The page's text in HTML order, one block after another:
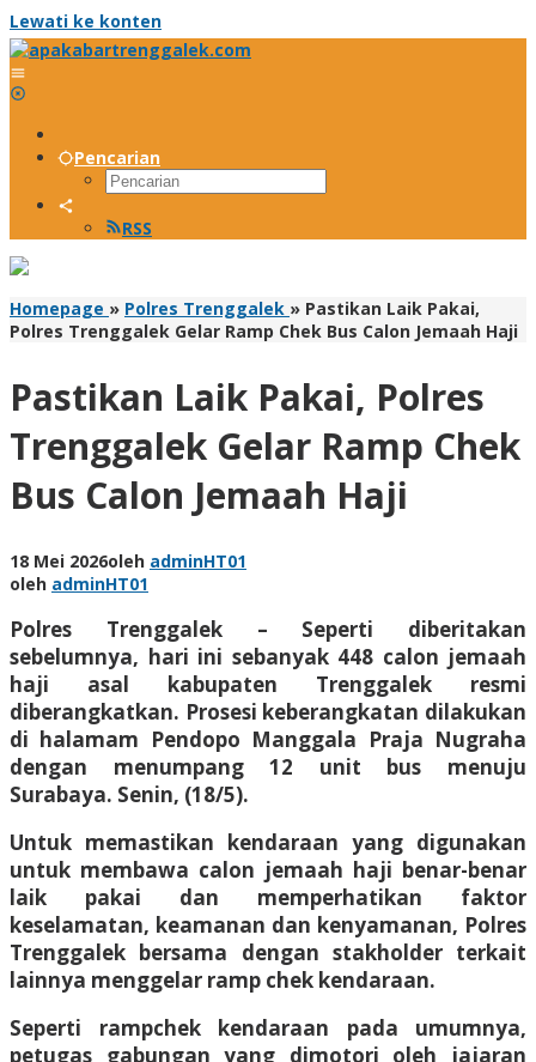
Lewati ke konten
Pencarian
RSS
Homepage » Polres Trenggalek » Pastikan Laik Pakai,
Polres Trenggalek Gelar Ramp Chek Bus Calon Jemaah Haji
Pastikan Laik Pakai, Polres
Trenggalek Gelar Ramp Chek
Bus Calon Jemaah Haji
18 Mei 2026oleh adminHT01
oleh adminHT01
Polres Trenggalek – Seperti diberitakan
sebelumnya, hari ini sebanyak 448 calon jemaah
haji asal kabupaten Trenggalek resmi
diberangkatkan. Prosesi keberangkatan dilakukan
di halamam Pendopo Manggala Praja Nugraha
dengan menumpang 12 unit bus menuju
Surabaya. Senin, (18/5).
Untuk memastikan kendaraan yang digunakan
untuk membawa calon jemaah haji benar-benar
laik pakai dan memperhatikan faktor
keselamatan, keamanan dan kenyamanan, Polres
Trenggalek bersama dengan stakholder terkait
lainnya menggelar ramp chek kendaraan.
Seperti rampchek kendaraan pada umumnya,
petugas gabungan yang dimotori oleh jajaran